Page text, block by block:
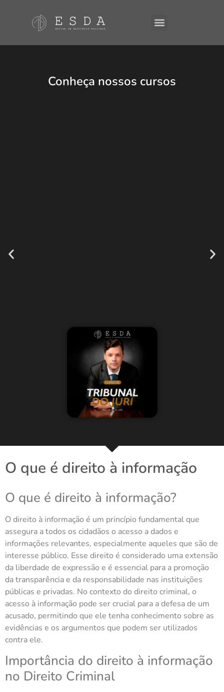
Conheça nossos cursos
O que é direito à informação
O que é direito à informação?
O direito à informação é um princípio fundamental que
assegura a todos os cidadãos o acesso a dados e
informações relevantes, especialmente aqueles que são de
interesse público. Esse direito é considerado uma extensão
da liberdade de expressão e é essencial para a promoção
da transparência e da responsabilidade nas instituições
públicas e privadas. No contexto do direito criminal, o
acesso à informação pode ser crucial para a defesa de um
acusado, permitindo que ele tenha conhecimento sobre as
evidências e os argumentos que podem ser utilizados
contra ele.
Importância do direito à informação
no Direito Criminal